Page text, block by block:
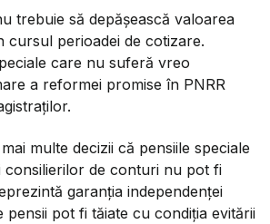
trebuie să depășească valoarea
cursul perioadei de cotizare.
care nu suferă vreo
a reformei promise în PNRR
multe decizii că pensiile speciale
consilierilor de conturi nu pot fi
garanția independenței
pensii pot fi tăiate cu condiția evitării